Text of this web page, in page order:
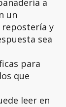
a
un
y
sea
para
que
leer en